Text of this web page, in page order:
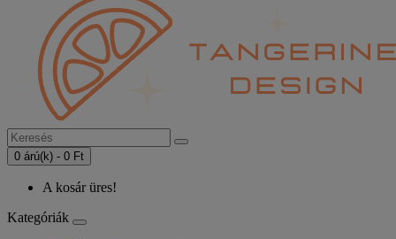
0 árú(k) - 0 Ft
A kosár üres!
Kategóriák